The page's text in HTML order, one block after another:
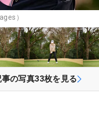
）
事の写真33枚を見る